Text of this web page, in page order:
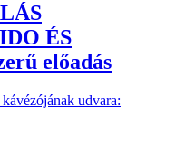
ÉS
előadás
udvara: